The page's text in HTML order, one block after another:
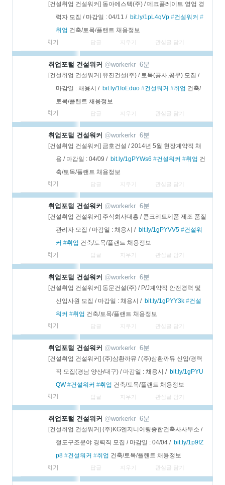
기
[건설취업 건설워커] 동아에스텍(주) / 데크플레이트 영업 경
력자 모집 / 마감일 : 04/11 / bit.ly/1pL4qVp #건설워커 #
취업 건축/토목/플랜트 채용정보
펼치기
답글 지우기 관심글 담기
기
취업포털 건설워커 @workerkr 6분
[건설취업 건설워커] 유진건설(주) / 토목(공사,공무) 모집 /
마감일 : 채용시 / bit.ly/1foEduo #건설워커 #취업 건축/
토목/플랜트 채용정보
펼치기
답글 지우기 관심글 담기
기
취업포털 건설워커 @workerkr 6분
[건설취업 건설워커] 금호건설 / 2014년 5월 현장계약직 채
용 / 마감일 : 04/09 / bit.ly/1gPYWs6 #건설워커 #취업 건
축/토목/플랜트 채용정보
펼치기
답글 지우기 관심글 담기
기
취업포털 건설워커 @workerkr 6분
[건설취업 건설워커] 주식회사대흥 / 콘크리트제품 제조 품질
관리자 모집 / 마감일 : 채용시 / bit.ly/1gPYVV5 #건설워
커 #취업 건축/토목/플랜트 채용정보
펼치기
답글 지우기 관심글 담기
기
취업포털 건설워커 @workerkr 6분
[건설취업 건설워커] 동문건설(주) / P/J계약직 안전경력 및
신입사원 모집 / 마감일 : 채용시 / bit.ly/1gPYY3k #건설
워커 #취업 건축/토목/플랜트 채용정보
펼치기
답글 지우기 관심글 담기
기
취업포털 건설워커 @workerkr 6분
[건설취업 건설워커] (주)삼환까뮤 / (주)삼환까뮤 신입/경력
직 모집(경남 양산/대구) / 마감일 : 채용시 / bit.ly/1gPYU
QW #건설워커 #취업 건축/토목/플랜트 채용정보
펼치기
답글 지우기 관심글 담기
기
취업포털 건설워커 @workerkr 6분
[건설취업 건설워커] (주)KG엔지니어링종합건축사사무소 /
철도구조분야 경력직 모집 / 마감일 : 04/04 / bit.ly/1p9fZ
p8 #건설워커 #취업 건축/토목/플랜트 채용정보
펼치기
답글 지우기 관심글 담기